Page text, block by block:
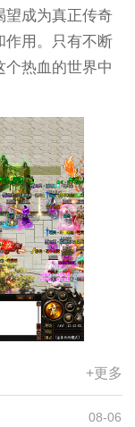
望成为真正传奇
作用。只有不断
热血的世界中
+更多
08-06